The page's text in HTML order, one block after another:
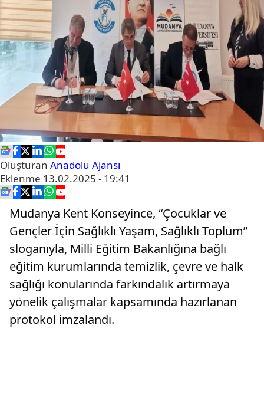
Oluşturan Anadolu Ajansı
Eklenme 13.02.2025 - 19:41
Mudanya Kent Konseyince, “Çocuklar ve
Gençler İçin Sağlıklı Yaşam, Sağlıklı Toplum”
sloganıyla, Milli Eğitim Bakanlığına bağlı
eğitim kurumlarında temizlik, çevre ve halk
sağlığı konularında farkındalık artırmaya
yönelik çalışmalar kapsamında hazırlanan
protokol imzalandı.